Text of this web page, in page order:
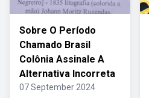
Sobre O Período
Chamado Brasil
Colônia Assinale A
Alternativa Incorreta
07 September 2024